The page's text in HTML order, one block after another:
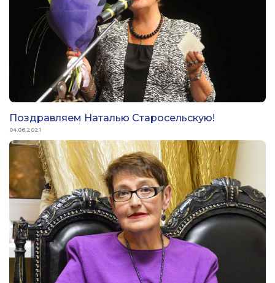
Поздравляем Наталью Старосельскую!
04.06.2021